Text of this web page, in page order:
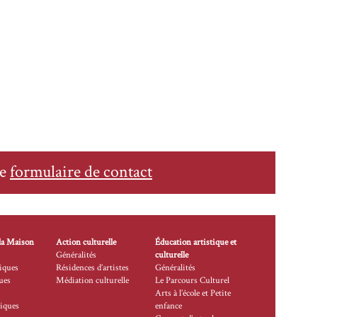
formulaire de contact
Maison
Action culturelle
Généralités
Résidences d’artistes
Médiation culturelle
Éducation artistique et
culturelle
Généralités
Le Parcours Culturel
Arts à l’école et Petite
enfance